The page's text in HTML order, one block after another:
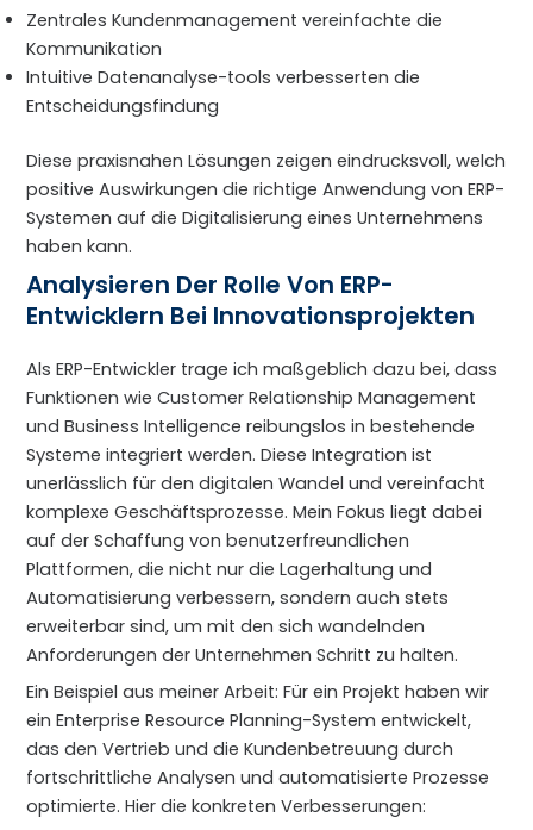
Zentrales Kundenmanagement vereinfachte die
Kommunikation
Intuitive Datenanalyse-tools verbesserten die
Entscheidungsfindung
Diese praxisnahen Lösungen zeigen eindrucksvoll, welch
positive Auswirkungen die richtige Anwendung von ERP-
Systemen auf die Digitalisierung eines Unternehmens
haben kann.
Analysieren Der Rolle Von ERP-
Entwicklern Bei Innovationsprojekten
Als ERP-Entwickler trage ich maßgeblich dazu bei, dass
Funktionen wie Customer Relationship Management
und Business Intelligence reibungslos in bestehende
Systeme integriert werden. Diese Integration ist
unerlässlich für den digitalen Wandel und vereinfacht
komplexe Geschäftsprozesse. Mein Fokus liegt dabei
auf der Schaffung von benutzerfreundlichen
Plattformen, die nicht nur die Lagerhaltung und
Automatisierung verbessern, sondern auch stets
erweiterbar sind, um mit den sich wandelnden
Anforderungen der Unternehmen Schritt zu halten.
Ein Beispiel aus meiner Arbeit: Für ein Projekt haben wir
ein Enterprise Resource Planning-System entwickelt,
das den Vertrieb und die Kundenbetreuung durch
fortschrittliche Analysen und automatisierte Prozesse
optimierte. Hier die konkreten Verbesserungen: